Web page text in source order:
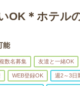
OK＊ホテル
能
数名募集 友達と一緒OK
WEB登録OK 週2～3日